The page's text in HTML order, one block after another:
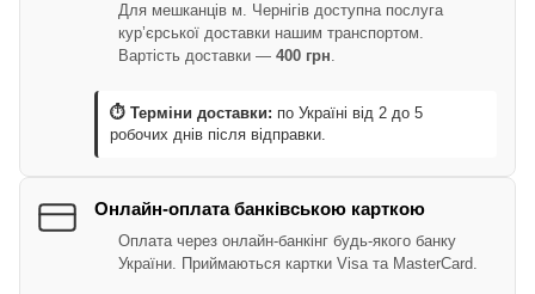
Для мешканців м. Чернігів доступна послуга
кур’єрської доставки нашим транспортом.
Вартість доставки — 400 грн
⏱ Терміни доставки: по Україні від 2 до 5
робочих днів після відправки.
Онлайн-оплата банківською карткою
Оплата через онлайн-банкінг будь-якого банку
України. Приймаються картки Visa та MasterCard.